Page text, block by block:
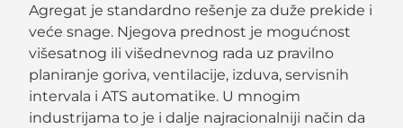
Agregat je standardno rešenje za duže prekide i
veće snage. Njegova prednost je mogućnost
višesatnog ili višednevnog rada uz pravilno
planiranje goriva, ventilacije, izduva, servisnih
intervala i ATS automatike. U mnogim
industrijama to je i dalje najracionalniji način da